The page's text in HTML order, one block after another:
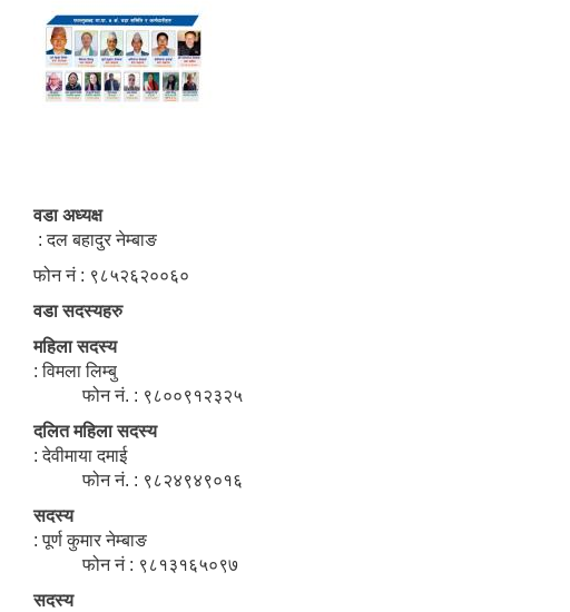
वडा अध्यक्ष
: दल बहादुर नेम्बाङ
फोन नं : ९८५२६२००६०
वडा सदस्यहरु
महिला सदस्य
: विमला लिम्बु
फोन नं. : ९८००९१२३२५
दलित महिला सदस्य
: देवीमाया दमाई
फोन नं. : ९८२४९४९०१६
सदस्य
: पूर्ण कुमार नेम्बाङ
फोन नं : ९८१३१६५०९७
सदस्य